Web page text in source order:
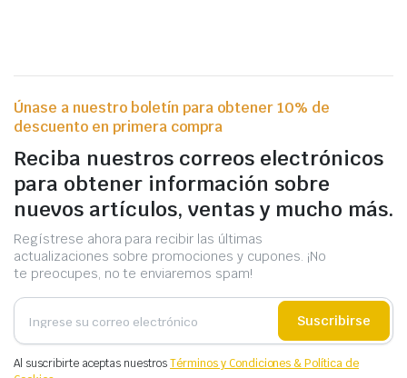
Únase a nuestro boletín para obtener 10% de
descuento en primera compra
Reciba nuestros correos electrónicos
para obtener información sobre
nuevos artículos, ventas y mucho más.
Regístrese ahora para recibir las últimas
actualizaciones sobre promociones y cupones. ¡No
te preocupes, no te enviaremos spam!
Suscribirse
Al suscribirte aceptas nuestrosTérminos y Condiciones & Política de